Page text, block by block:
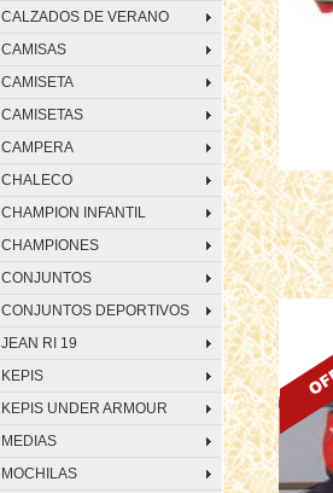
CALZADOS DE VERANO
CAMISAS
CAMISETA
CAMISETAS
CAMPERA
CHALECO
CHAMPION INFANTIL
CHAMPIONES
CONJUNTOS
CONJUNTOS DEPORTIVOS
JEAN RI 19
KEPIS
KEPIS UNDER ARMOUR
MEDIAS
MOCHILAS